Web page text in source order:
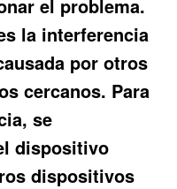
el problema.
la interferencia
por otros
cercanos. Para
se
dispositivo
dispositivos